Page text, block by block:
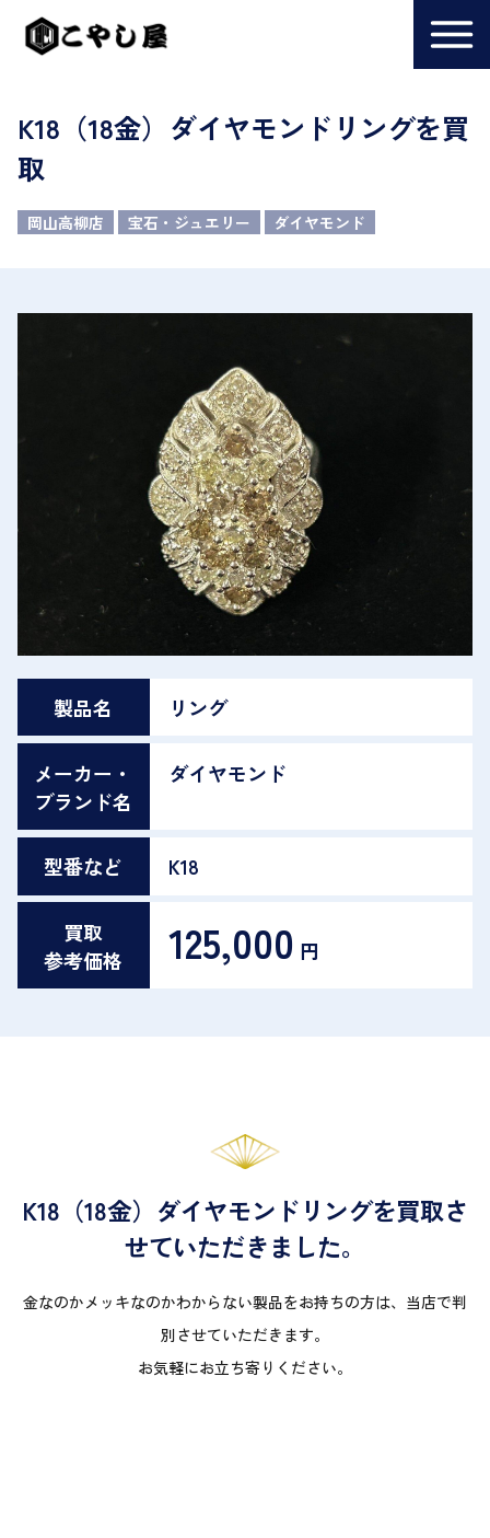
K18（18金）ダイヤモンドリングを買
取
岡山高柳店 宝石・ジュエリー ダイヤモンド
製品名 リング
メーカー・
ブランド名
ダイヤモンド
型番など K18
買取
参考価格
125,000 円
K18（18金）ダイヤモンドリングを買取さ
せていただきました。
金なのかメッキなのかわからない製品をお持ちの方は、当店で判
別させていただきます。
お気軽にお立ち寄りください。